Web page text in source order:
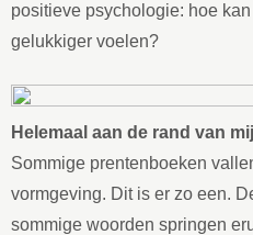
positieve psychologie: hoe
gelukkiger voelen?
Helemaal aan de rand van
Sommige prentenboeken
vormgeving. Dit is er zo een.
sommige woorden springen